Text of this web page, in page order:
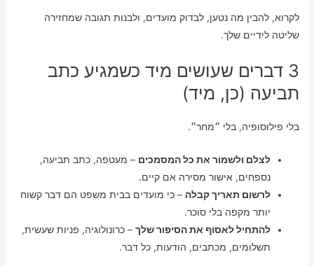
לקרוא, להבין מה נטען, לבדוק מועדים, ולבנות תגובה שמחזירה
שליטה לידיים שלך.
3 דברים שעושים מיד כשמגיע כתב
תביעה (כן, מיד)
בלי פילוסופיה, בלי ״מחר״.
לצלם ולשמור את כל המסמכים – מעטפה, כתב תביעה,
נספחים, אישור מסירה אם קיים.
לרשום תאריך קבלה – כי מועדים בבית משפט הם דבר קשוח
יותר מקפה בלי סוכר.
להתחיל לאסוף את הסיפור שלך – כרונולוגיה, פניות שעשית,
תשלומים, מכתבים, הודעות, כל דבר.